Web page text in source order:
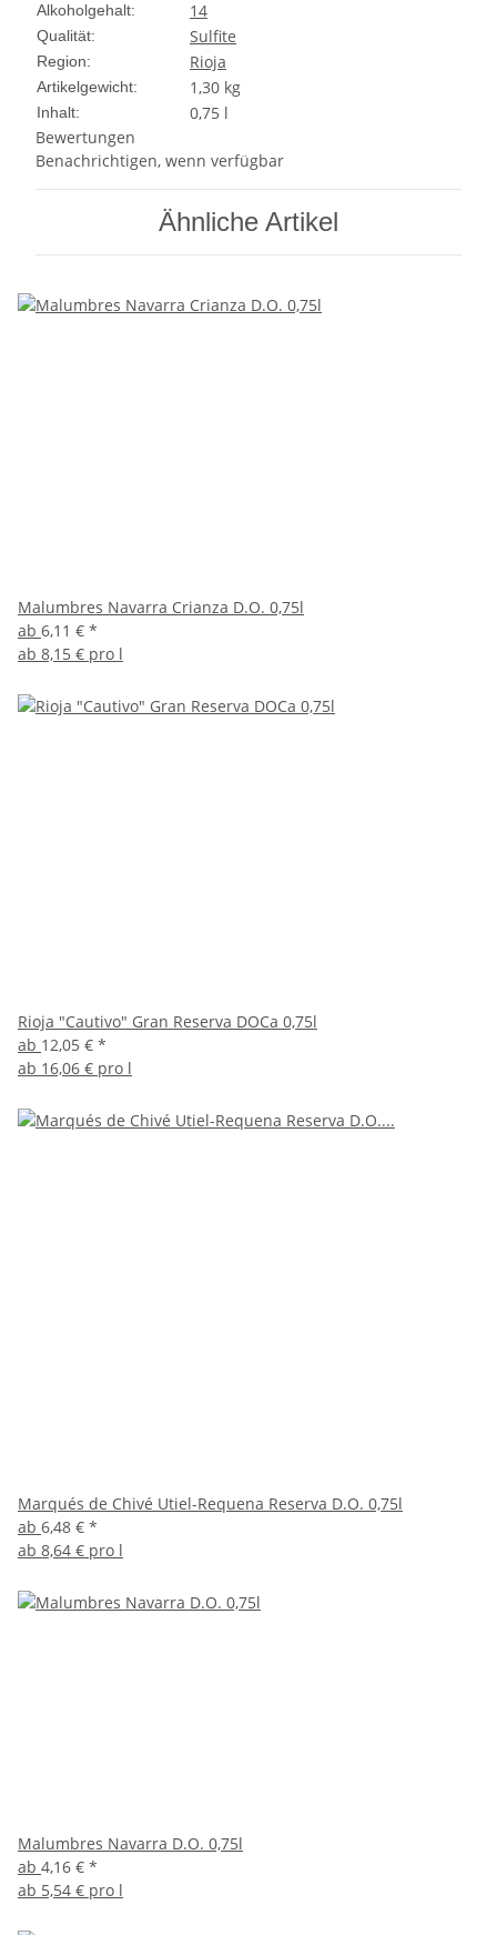
Alkoholgehalt: 14
Qualität: Sulfite
Region: Rioja
Artikelgewicht: 1,30 kg
Inhalt:
0,75 l
Bewertungen
Benachrichtigen, wenn verfügbar
Ähnliche Artikel
Malumbres Navarra Crianza D.O. 0,75l
ab 6,11 € *
ab 8,15 € pro l
Rioja "Cautivo" Gran Reserva DOCa 0,75l
ab 12,05 € *
ab 16,06 € pro l
Marqués de Chivé Utiel-Requena Reserva D.O. 0,75l
ab 6,48 € *
ab 8,64 € pro l
Malumbres Navarra D.O. 0,75l
ab 4,16 € *
ab 5,54 € pro l